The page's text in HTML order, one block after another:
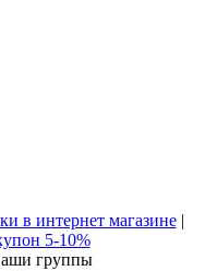
в интернет магазине|
5-10%
группы